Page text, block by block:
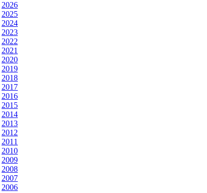
2026
2025
2024
2023
2022
2021
2020
2019
2018
2017
2016
2015
2014
2013
2012
2011
2010
2009
2008
2007
2006